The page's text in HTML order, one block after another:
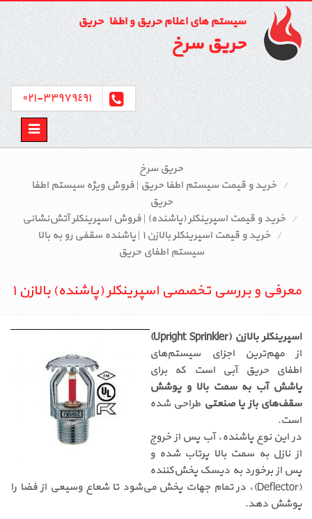
سیستم های اعلام حریق و اطفاء حریق
حریق سرخ
٣٣٩٧٩٤٩١-٠٢١
Toggle
حریق سرخ
خرید و قیمت سیستم اطفا حریق | فروش ویژه سیستم اطفا
حریق
خرید و قیمت اسپرینکلر (پاشنده) | فروش اسپرینکلر آتش‌نشانی
خرید و قیمت اسپرینکلر بالا‌زن ۱ | پاشنده سقفی رو به بالا
سیستم اطفای حریق
معرفی و بررسی تخصصی اسپرینکلر (پاشنده) بالا‌زن ۱
اسپرینکلر بالا‌زن (Upright Sprinkler)
از مهم‌ترین اجزای سیستم‌های
اطفای حریق آبی است که برای
پاشش آب به سمت بالا و پوشش
سقف‌های باز یا صنعتی طراحی شده
است.
در این نوع پاشنده، آب پس از خروج
از نازل به سمت بالا پرتاب شده و
پس از برخورد به دیسک پخش‌کننده
(Deflector)، در تمام جهات پخش می‌شود تا شعاع وسیعی از فضا را
پوشش دهد.